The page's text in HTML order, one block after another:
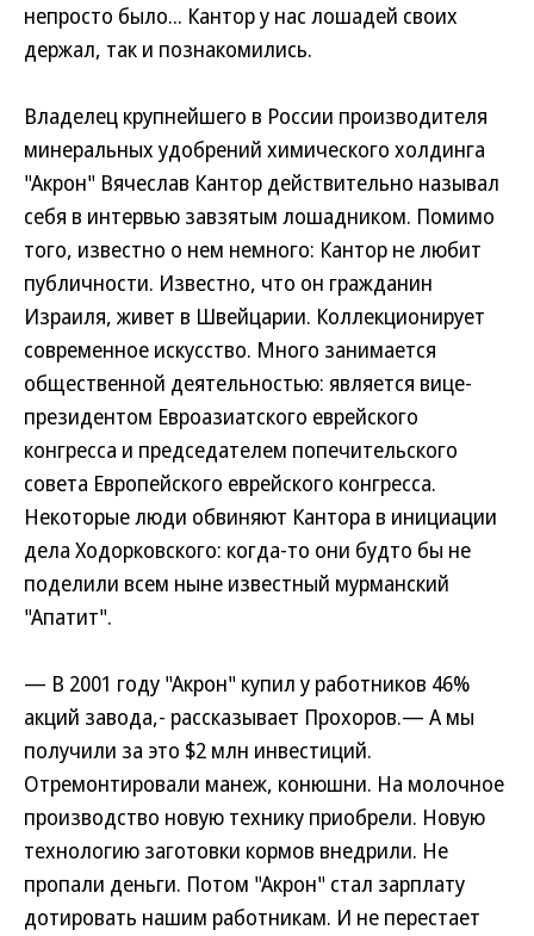
непросто было... Кантор у нас лошадей своих
держал, так и познакомились.
Владелец крупнейшего в России производителя
минеральных удобрений химического холдинга
"Акрон" Вячеслав Кантор действительно называл
себя в интервью завзятым лошадником. Помимо
того, известно о нем немного: Кантор не любит
публичности. Известно, что он гражданин
Израиля, живет в Швейцарии. Коллекционирует
современное искусство. Много занимается
общественной деятельностью: является вице-
президентом Евроазиатского еврейского
конгресса и председателем попечительского
совета Европейского еврейского конгресса.
Некоторые люди обвиняют Кантора в инициации
дела Ходорковского: когда-то они будто бы не
поделили всем ныне известный мурманский
"Апатит".
— В 2001 году "Акрон" купил у работников 46%
акций завода,- рассказывает Прохоров.— А мы
получили за это $2 млн инвестиций.
Отремонтировали манеж, конюшни. На молочное
производство новую технику приобрели. Новую
технологию заготовки кормов внедрили. Не
пропали деньги. Потом "Акрон" стал зарплату
дотировать нашим работникам. И не перестает